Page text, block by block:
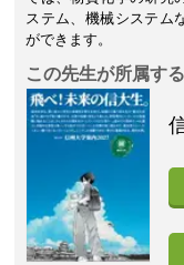
ステム、機械システム
ができます。
この先生が所属す